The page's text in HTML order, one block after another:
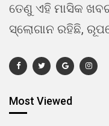
ତେଣୁ ଏହି ମାସିକ
ସ୍ଲୋଗାନ ରହିଛି,
Most Viewed